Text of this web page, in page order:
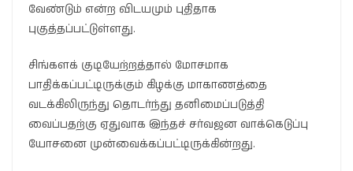
வேண்டும் என்ற விடயமும் புதிதாக
புகுத்தப்பட்டுள்ளது.
சிங்களக் குடியேற்றத்தால் மோசமாக
பாதிக்கப்பட்டிருக்கும் கிழக்கு மாகாணத்தை
வடக்கிலிருந்து தொடர்ந்து தனிமைப்படுத்தி
வைப்பதற்கு ஏதுவாக இந்தச் சர்வஜன வாக்கெடுப்பு
யோசனை முன்வைக்கப்பட்டிருக்கின்றது.